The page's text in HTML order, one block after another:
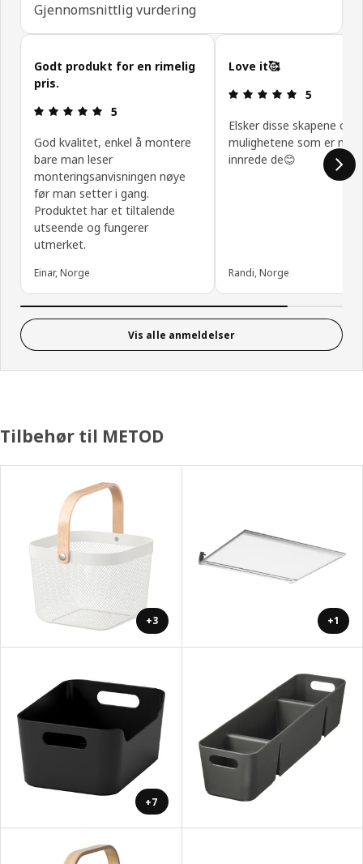
Gjennomsnittlig vurdering
Hopp over kundeanmeldelser
Godt produkt for en rimelig
pris.
Produktomtale: 5 ingen kundevurdering 5
5
God kvalitet, enkel å montere
bare man leser
monteringsanvisningen nøye
før man setter i gang.
Produktet har et tiltalende
utseende og fungerer
utmerket.
Einar, Norge
Love it🥰
5
Elsker disse skapene og
mulighetene som er
innrede de😊
Randi, Norge
Vis alle anmeldelser
Tilbehør til METOD
+3 +1
+7